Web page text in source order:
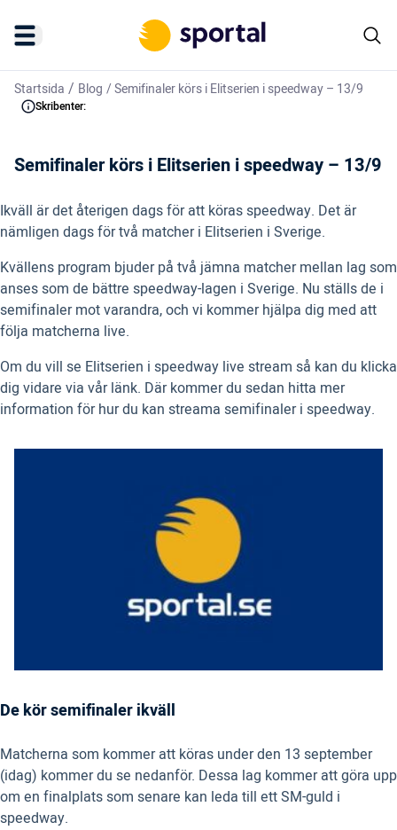
Startsida / Blog /Semifinaler körs i Elitserien i speedway – 13/9
Skribenter:
Semifinaler körs i Elitserien i speedway – 13/9
Ikväll är det återigen dags för att köras speedway. Det är
nämligen dags för två matcher i Elitserien i Sverige.
Kvällens program bjuder på två jämna matcher mellan lag som
anses som de bättre speedway-lagen i Sverige. Nu ställs de i
semifinaler mot varandra, och vi kommer hjälpa dig med att
följa matcherna live.
Om du vill se Elitserien i speedway live stream så kan du klicka
dig vidare via vår länk. Där kommer du sedan hitta mer
information för hur du kan streama semifinaler i speedway.
De kör semifinaler ikväll
Matcherna som kommer att köras under den 13 september
(idag) kommer du se nedanför. Dessa lag kommer att göra upp
om en finalplats som senare kan leda till ett SM-guld i
speedway.